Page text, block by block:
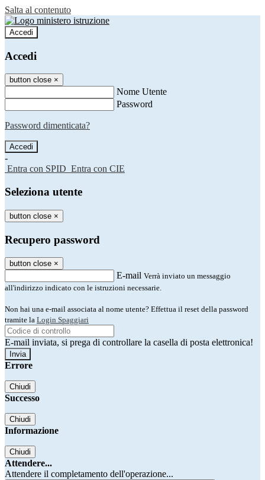
Salta al contenuto
Accedi
Accedi
button close ×
Nome Utente
Password
Password dimenticata?
-
Entra con SPID Entra con CIE
Seleziona utente
button close ×
Recupero password
button close ×
E-mail Verrà inviato un messaggio
all'indirizzo indicato con le istruzioni necessarie.
Non hai una e-mail associata al nome utente? Effettua il reset della password
tramite la Login Spaggiari
E-mail inviata, si prega di controllare la casella di posta elettronica!
Errore
Chiudi
Successo
Chiudi
Informazione
Chiudi
Attendere...
Attendere il completamento dell'operazione...